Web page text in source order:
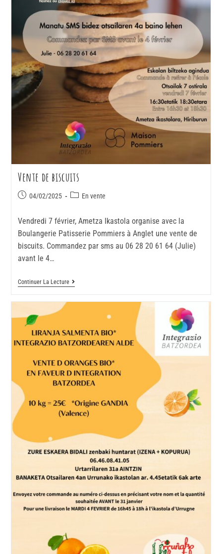
Vente de biscuits
04/02/2025 En vente
Vendredi 7 février, Ametza Ikastola organise avec la
Boulangerie Patisserie Pommiers à Anglet une vente de
biscuits. Commandez par sms au 06 28 20 61 64 (Julie)
avant le 4…
Continuer La Lecture